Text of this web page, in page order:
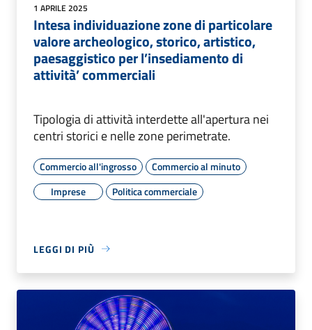
1 APRILE 2025
Intesa individuazione zone di particolare
valore archeologico, storico, artistico,
paesaggistico per l’insediamento di
attività’ commerciali
Tipologia di attività interdette all'apertura nei
centri storici e nelle zone perimetrate.
Commercio all'ingrosso
Commercio al minuto
Imprese
Politica commerciale
LEGGI DI PIÙ